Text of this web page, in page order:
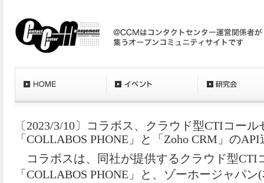
〔2023/3/10〕コラボス、クラウド型CTIコー
「COLLABOS PHONE」と「Zoho CRM」の
コラボスは、同社が提供するクラウド型CTI
「COLLABOS PHONE」と、ゾーホージャパ